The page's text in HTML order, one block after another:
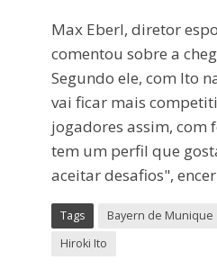
Max Eberl, diretor
comentou sobre a
Segundo ele, com Ito
vai ficar mais
jogadores assim, com
tem um perfil que
aceitar desafios",
Tags Bayern de Munique
Hiroki Ito